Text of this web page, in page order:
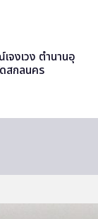
จงเวง ตำนานอุ
สกลนคร